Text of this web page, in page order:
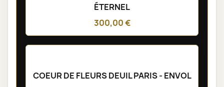
ÉTERNEL
300,00 €
COEUR DE FLEURS DEUIL PARIS - ENVOL